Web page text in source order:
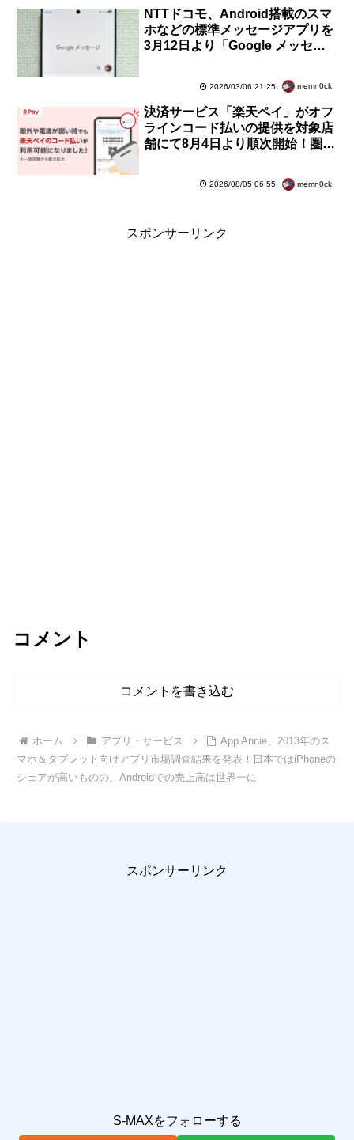
NTTドコモ、Android搭載のスマ
ホなどの標準メッセージアプリを
3月12日より「Google メッセー
2026/03/06 21:25 memn0ck
決済サービス「楽天ペイ」がオフ
ラインコード払いの提供を対象店
舗にて8月4日より順次開始！圏外
2026/08/05 06:55 memn0ck
スポンサーリンク
コメント
コメントを書き込む
ホーム アプリ・サービス
App Annie、2013年のス
マホ＆タブレット向けアプリ市場調査結果を発表！日本ではiPhoneの
シェアが高いものの、Androidでの売上高は世界一に
スポンサーリンク
S-MAXをフォローする